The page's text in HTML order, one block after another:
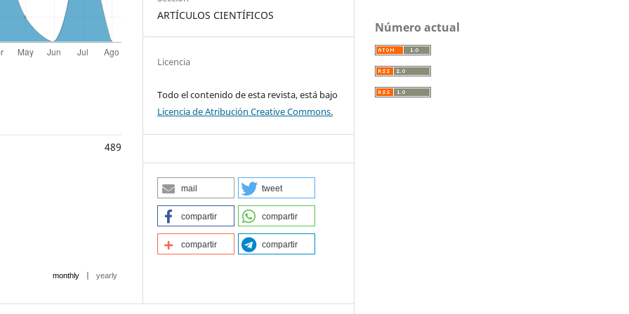
489
monthly | yearly
ARTÍCULOS CIENTÍFICOS
Licencia
Todo el contenido de esta revista, está bajo
Licencia de Atribución Creative Commons.
mail tweet
compartir compartir
compartir compartir
Número actual